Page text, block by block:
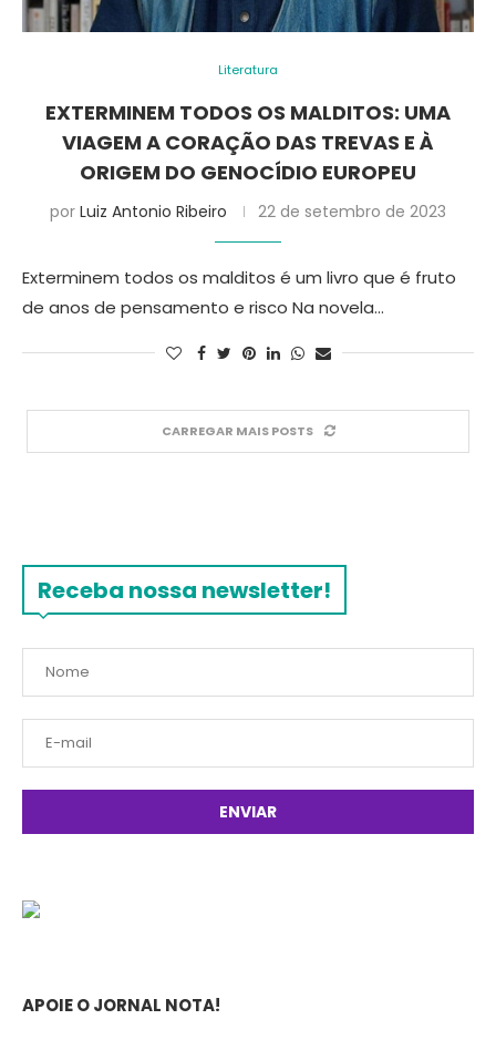
Literatura
EXTERMINEM TODOS OS MALDITOS: UMA
VIAGEM A CORAÇÃO DAS TREVAS E À
ORIGEM DO GENOCÍDIO EUROPEU
por Luiz Antonio Ribeiro 22 de setembro de 2023
Exterminem todos os malditos é um livro que é fruto
de anos de pensamento e risco Na novela…
CARREGAR MAIS POSTS
Receba nossa newsletter!
APOIE O JORNAL NOTA!